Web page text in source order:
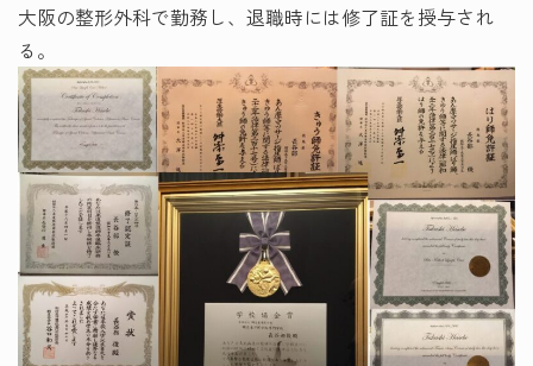
大阪の整形外科で勤務し、退職時には修了証を授与され
る。